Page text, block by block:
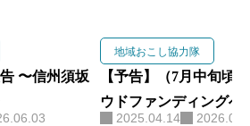
おこし協力隊の経験を活かし、
食・観光・森林を軸に地域づくり
に取り組んでいます。
〜信州須坂
地域おこし協力隊
【予告】（7月中旬頃
ウドファンディングへ
2025.04.14